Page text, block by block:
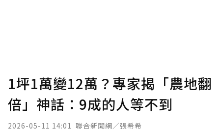
1坪1萬變12萬？專家揭「農地翻
倍」神話：9成的人等不到
2026-05-11 14:01 聯合新聞網／張希希